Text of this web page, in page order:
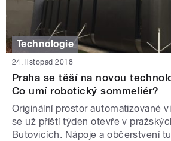
Technologie
24. listopad 2018
Praha se těší na novou
Co umí robotický sommeliér?
Originální prostor automatizované
se už příští týden otevře v
Butovicích. Nápoje a občerstvení